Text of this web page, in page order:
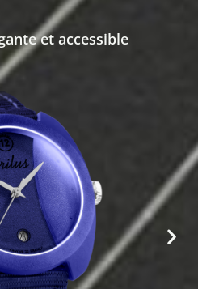
et accessible